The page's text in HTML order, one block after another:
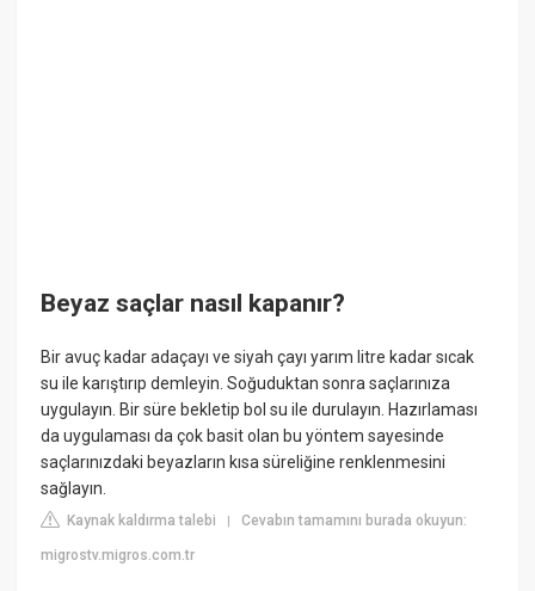
Beyaz saçlar nasıl kapanır?
Bir avuç kadar adaçayı ve siyah çayı yarım litre kadar sıcak
su ile karıştırıp demleyin. Soğuduktan sonra saçlarınıza
uygulayın. Bir süre bekletip bol su ile durulayın. Hazırlaması
da uygulaması da çok basit olan bu yöntem sayesinde
saçlarınızdaki beyazların kısa süreliğine renklenmesini
sağlayın.
Kaynak kaldırma talebi |Cevabın tamamını burada okuyun:
migrostv.migros.com.tr